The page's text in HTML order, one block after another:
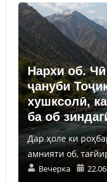
Нархи об.
ҷануби
хушксолӣ,
ба об
Дар ҳоле ки
амнияти об,
Вечерка